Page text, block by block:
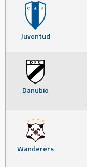
Juventud
Danubio
Wanderers